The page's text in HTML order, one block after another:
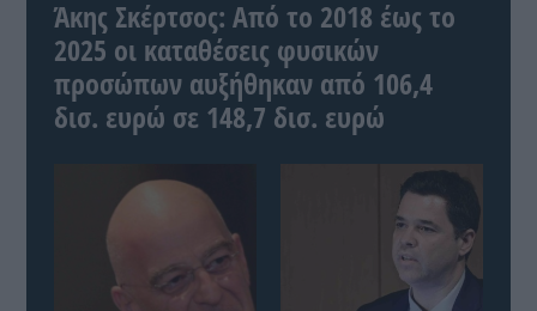
Άκης Σκέρτσος: Από το 2018 έως το
2025 οι καταθέσεις φυσικών
προσώπων αυξήθηκαν από 106,4
δισ. ευρώ σε 148,7 δισ. ευρώ